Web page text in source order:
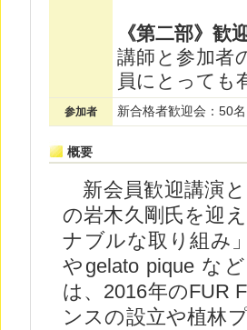
《第二部》歓
講師と参加者
員にとっても
参加者 新合格者歓迎会：50
概要
新会員歓迎講演
の岩木久剛氏を迎
ナブルな取り組み
やgelato pique な
は、2016年のFUR
ンスの設立や植林